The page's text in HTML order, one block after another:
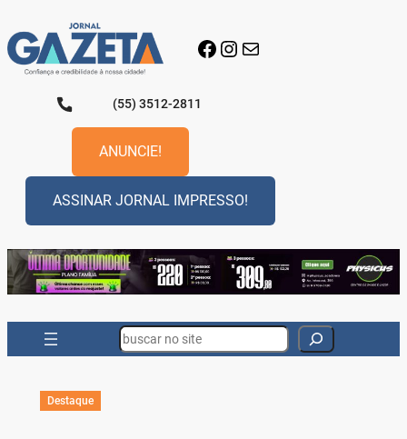
para
o
conteúdo
Facebook
Instagram
E-mail
(55) 3512-2811
ANUNCIE!
ASSINAR JORNAL IMPRESSO!
Search
Destaque